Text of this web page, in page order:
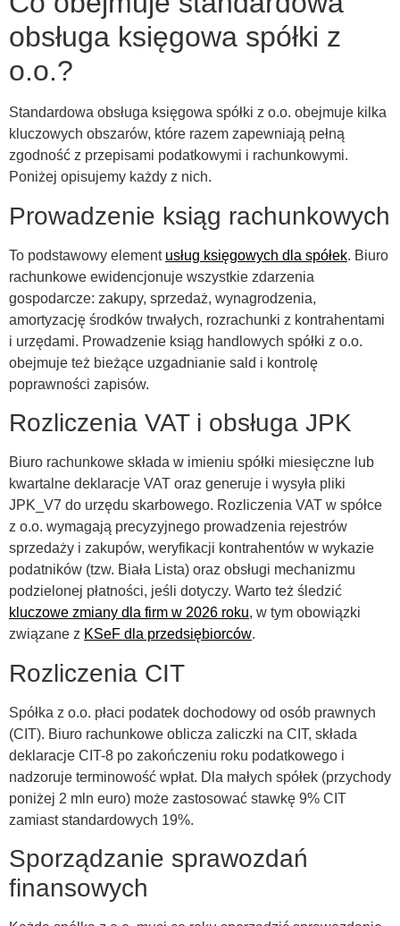
obsługa księgowa spółki z
o.o.?
Standardowa obsługa księgowa spółki z o.o. obejmuje kilka
kluczowych obszarów, które razem zapewniają pełną
zgodność z przepisami podatkowymi i rachunkowymi.
Poniżej opisujemy każdy z nich.
Prowadzenie ksiąg rachunkowych
To podstawowy element usług księgowych dla spółek. Biuro
rachunkowe ewidencjonuje wszystkie zdarzenia
gospodarcze: zakupy, sprzedaż, wynagrodzenia,
amortyzację środków trwałych, rozrachunki z kontrahentami
i urzędami. Prowadzenie ksiąg handlowych spółki z o.o.
obejmuje też bieżące uzgadnianie sald i kontrolę
poprawności zapisów.
Rozliczenia VAT i obsługa JPK
Biuro rachunkowe składa w imieniu spółki miesięczne lub
kwartalne deklaracje VAT oraz generuje i wysyła pliki
JPK_V7 do urzędu skarbowego. Rozliczenia VAT w spółce
z o.o. wymagają precyzyjnego prowadzenia rejestrów
sprzedaży i zakupów, weryfikacji kontrahentów w wykazie
podatników (tzw. Biała Lista) oraz obsługi mechanizmu
podzielonej płatności, jeśli dotyczy. Warto też śledzić
kluczowe zmiany dla firm w 2026 roku, w tym obowiązki
związane z KSeF dla przedsiębiorców.
Rozliczenia CIT
Spółka z o.o. płaci podatek dochodowy od osób prawnych
(CIT). Biuro rachunkowe oblicza zaliczki na CIT, składa
deklaracje CIT-8 po zakończeniu roku podatkowego i
nadzoruje terminowość wpłat. Dla małych spółek (przychody
poniżej 2 mln euro) może zastosować stawkę 9% CIT
zamiast standardowych 19%.
Sporządzanie sprawozdań
finansowych